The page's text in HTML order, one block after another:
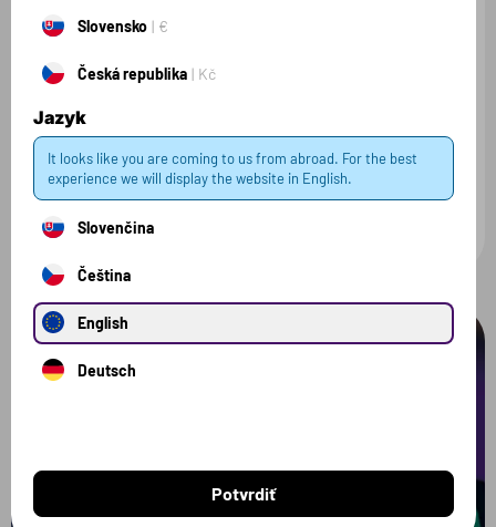
športovca
Poukazy sú k dispozícii v hodnotách 20€, 50€ a 100€.
Umožňujú obdarovanému vybrať si produkty podľa
vlastného výberu. Môžu si vybrať proteínové nápoje,
aminokyseliny, gainer, kreatín a iné produkty, ktoré im
pomôžu dosiahnuť svoje ciele v oblasti športu a zdravia.
Slovensko €
Česká republika Kč
Jazyk
It looks like you are coming to us from abroad. For the best
experience we will display the website in English.
Slovenčina
Čeština
English
Deutsch
Potvrdiť